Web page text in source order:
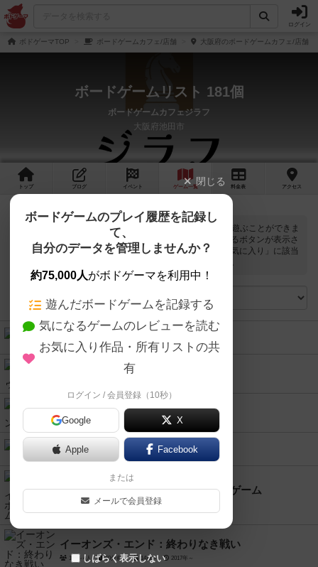
ログイン
ボドゲーマTOP ボードゲームカフェ/店舗 大阪府のボードゲームカフェ/店舗
ボードゲームリスト 181個
ボードゲームカフェジラフ
大阪府池田市
トップ ブログ イベント ゲーム一覧 料金 表 アクセス
ボードゲームカフェジラフでは
個のボードゲームで遊ぶことができま
す。ログインすると自分のマイボードゲームに登録できるボタンが表示さ
れます。また、マイボードゲームの「興味あり」と「お気に入り」に該当
するボードゲームがピックアップされるようになります。
コリドール
2人～4人 15分～25分 6歳～ 1997年～
パッチワーク・ドゥードゥル
ゴールドハンティング
2人用 2021年～
おばけキャッチ
20分前後
スレイ・ザ・スパイア：ザ・ボードゲーム
1人～4人 30分～150分 12歳～
イーオンズ・エンド：終わりなき戦い
1人～4人 60分前後 14歳～ 2017年～
閉じる
ボードゲームのプレイ履歴を記録し
て、
自分のデータを管理しませんか？
約75,000人がボドゲーマを利用中！
遊んだボードゲームを記録する
気になるゲームのレビューを読む
お気に入り作品・所有リストの共
有
ログイン / 会員登録（10秒）
Google X
Apple Facebook
または
メールで会員登録
しばらく表示しない